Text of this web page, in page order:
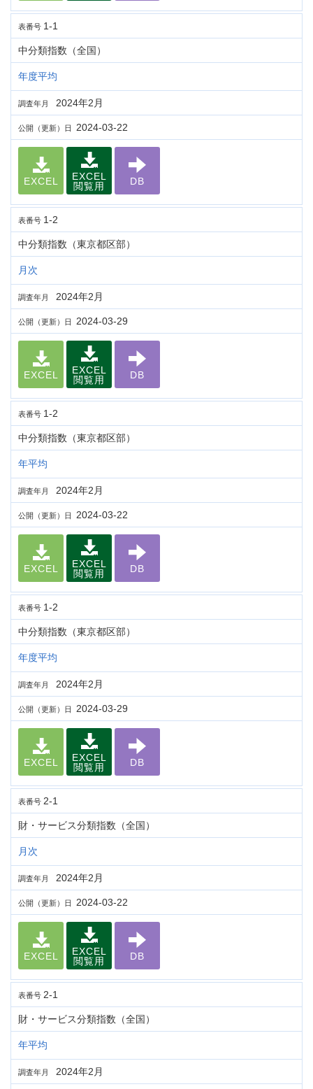
表番号 1-1
中分類指数（全国）
年度平均
調査年月 2024年2月
公開（更新）日 2024-03-22
EXCEL
EXCEL
閲覧用
DB
表番号 1-2
中分類指数（東京都区部）
月次
調査年月 2024年2月
公開（更新）日 2024-03-29
EXCEL
EXCEL
閲覧用
DB
表番号 1-2
中分類指数（東京都区部）
年平均
調査年月 2024年2月
公開（更新）日 2024-03-22
EXCEL
EXCEL
閲覧用
DB
表番号 1-2
中分類指数（東京都区部）
年度平均
調査年月 2024年2月
公開（更新）日 2024-03-29
EXCEL
EXCEL
閲覧用
DB
表番号 2-1
財・サービス分類指数（全国）
月次
調査年月 2024年2月
公開（更新）日 2024-03-22
EXCEL
EXCEL
閲覧用
DB
表番号 2-1
財・サービス分類指数（全国）
年平均
調査年月 2024年2月